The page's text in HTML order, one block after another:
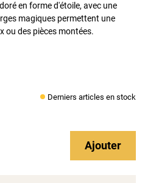
en forme d'étoile, avec une
magiques permettent une
ou des pièces montées.
Derniers articles en stock
Ajouter